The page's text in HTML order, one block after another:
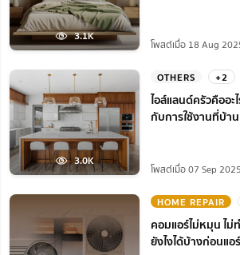
3.1K
โพสต์เมื่อ 18 Aug
3.0K
OTHERS +2
ไอส์แลนด์ครัวคืออะ
กับการใช้งานที่บ้าน
โพสต์เมื่อ 07 Sep 2025
HOME REPAIR
คอมแอร์ไม่หมุน ไม่
ยังไงได้บ้างก่อนแอ